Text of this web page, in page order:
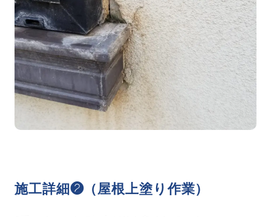
施工詳細❷（屋根上塗り作業）